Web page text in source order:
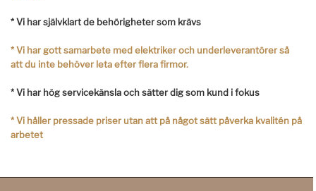
*Vi har självklart de behörigheter som krävs
*Vi har gott samarbete med elektriker och underleverantörer så
att du inte behöver leta efter flera firmor.
*Vi har hög servicekänsla och sätter dig som kund i fokus
*Vi håller pressade priser utan att på något sätt påverka kvalitén på
arbetet